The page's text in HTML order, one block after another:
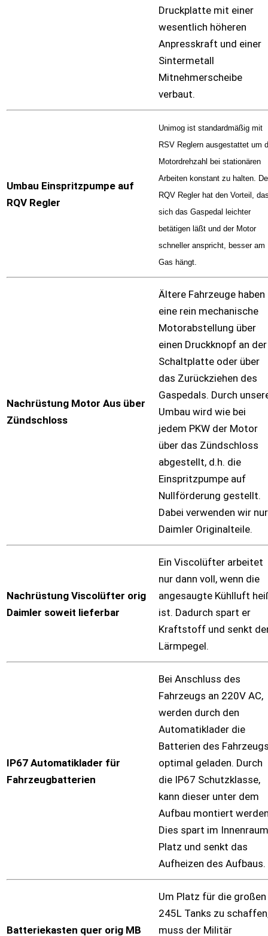
Druckplatte mit einer
wesentlich höheren
Anpresskraft und einer
Sintermetall
Mitnehmerscheibe
verbaut.
Umbau Einspritzpumpe auf
RQV Regler
Unimog ist standardmäßig mit
RSV Reglern ausgestattet um
Motordrehzahl bei stationären
Arbeiten konstant zu halten.
RQV Regler hat den Vorteil,
sich das Gaspedal leichter
betätigen läßt und der Motor
schneller anspricht, besser am
Gas hängt.
Nachrüstung Motor Aus über
Zündschloss
Ältere Fahrzeuge haben
eine rein mechanische
Motorabstellung über
einen Druckknopf an der
Schaltplatte oder über
das Zurückziehen des
Gaspedals. Durch
Umbau wird wie bei
jedem PKW der Motor
über das Zündschloss
abgestellt, d.h. die
Einspritzpumpe auf
Nullförderung gestellt.
Dabei verwenden wir nur
Daimler Originalteile.
Nachrüstung Viscolüfter orig
Daimler soweit lieferbar
Ein Viscolüfter arbeitet
nur dann voll, wenn die
angesaugte Kühlluft
ist. Dadurch spart er
Kraftstoff und senkt
Lärmpegel.
IP67 Automatiklader für
Fahrzeugbatterien
Bei Anschluss des
Fahrzeugs an 220V AC,
werden durch den
Automatiklader die
Batterien des
optimal geladen. Durch
die IP67 Schutzklasse,
kann dieser unter dem
Aufbau montiert
Dies spart im Innenraum
Platz und senkt das
Aufheizen des Aufbaus.
Batteriekasten quer orig MB
Um Platz für die großen
245L Tanks zu
muss der Militär